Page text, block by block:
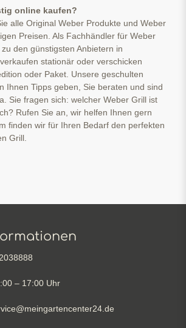
online kaufen?
alle Original Weber Produkte und Weber
Preisen. Als Fachhändler für Weber
den günstigsten Anbietern in
stationär oder verschicken
oder Paket. Unsere geschulten
Ihnen Tipps geben, Sie beraten und sind
Sie fragen sich: welcher Weber Grill ist
Rufen Sie an, wir helfen Ihnen gern
finden wir für Ihren Bedarf den perfekten
Grill.
– 17:00 Uhr